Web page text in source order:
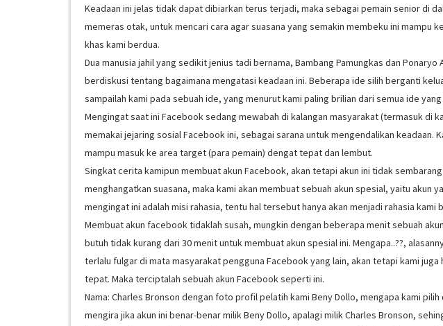
Keadaan ini jelas tidak dapat dibiarkan terus terjadi, maka sebagai pemain senior di
memeras otak, untuk mencari cara agar suasana yang semakin membeku ini mampu
khas kami berdua.
Dua manusia jahil yang sedikit jenius tadi bernama, Bambang Pamungkas dan
berdiskusi tentang bagaimana mengatasi keadaan ini. Beberapa ide silih berganti
sampailah kami pada sebuah ide, yang menurut kami paling brilian dari semua ide
Mengingat saat ini Facebook sedang mewabah di kalangan masyarakat (termasuk di
memakai jejaring sosial Facebook ini, sebagai sarana untuk mengendalikan keadaan.
mampu masuk ke area target (para pemain) dengat tepat dan lembut.
Singkat cerita kamipun membuat akun Facebook, akan tetapi akun ini tidak
menghangatkan suasana, maka kami akan membuat sebuah akun spesial, yaitu akun
mengingat ini adalah misi rahasia, tentu hal tersebut hanya akan menjadi rahasia kami
Membuat akun facebook tidaklah susah, mungkin dengan beberapa menit sebuah
butuh tidak kurang dari 30 menit untuk membuat akun spesial ini. Mengapa..??,
terlalu fulgar di mata masyarakat pengguna Facebook yang lain, akan tetapi kami
tepat. Maka terciptalah sebuah akun Facebook seperti ini.
Nama: Charles Bronson dengan foto profil pelatih kami Beny Dollo, mengapa kami
mengira jika akun ini benar-benar milik Beny Dollo, apalagi milik Charles Bronson,